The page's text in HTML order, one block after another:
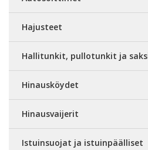
Hajusteet
Hallitunkit, pullotunkit ja
Hinausköydet
Hinausvaijerit
Istuinsuojat ja istuinpäälliset